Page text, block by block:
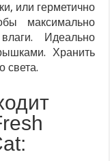
или герметично
максимально
Идеально
Хранить
света.